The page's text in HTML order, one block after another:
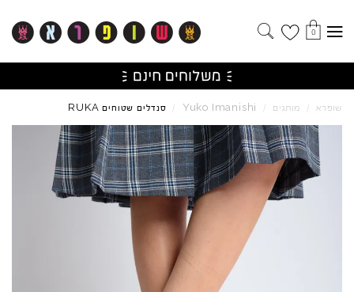
0
שופרא / מותגים /
Yuko Imanishi
/ סנדלים שטוחים RUKA